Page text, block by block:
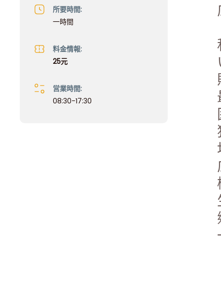
所要時間:
一時間
料金情報:
25元
営業時間:
08:30-17:30